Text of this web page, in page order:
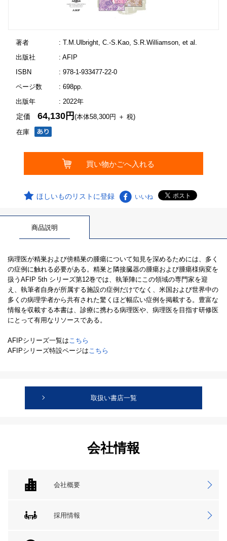
著者
: T.M.Ulbright, C.-S.Kao, S.R.Williamson, et al.
出版社
: AFIP
ISBN
: 978-1-933477-22-0
ページ数
: 698pp.
出版年
: 2022年
在庫
定価64,130円(本体58,300円 ＋ 税)
ほしいものリストに登録 いいね
商品説明
病理医が精巣および傍精巣の腫瘍について知見を深めるためには、多く
の症例に触れる必要がある。精巣と隣接臓器の腫瘍および腫瘍様病変を
扱うAFIP 5th シリーズ第12巻では、執筆陣にこの領域の専門家を迎
え、執筆者自身が所属する施設の症例だけでなく、米国および世界中の
多くの病理学者から共有された驚くほど幅広い症例を掲載する。豊富な
情報を収載する本書は、診療に携わる病理医や、病理医を目指す研修医
にとって有用なリソースである。
AFIPシリーズ一覧はこちら
AFIPシリーズ特設ページはこちら
取扱い書店一覧
会社情報
会社概要
採用情報